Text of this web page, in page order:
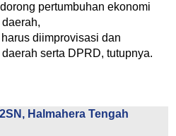
pertumbuhan ekonomi
diimprovisasi dan
serta DPRD, tutupnya.
Halmahera Tengah